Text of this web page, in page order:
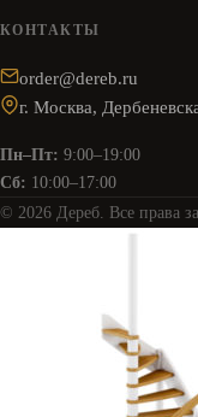
КОНТАКТЫ
order@dereb.ru
г. Москва,
Пн–Пт: 9:00–19:00
Сб: 10:00–17:00
© 2026 Дереб. Все права